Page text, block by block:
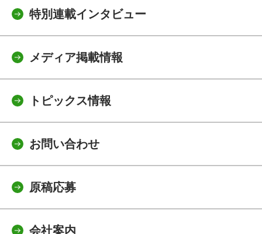
特別連載インタビュー
メディア掲載情報
トピックス情報
お問い合わせ
原稿応募
会社案内